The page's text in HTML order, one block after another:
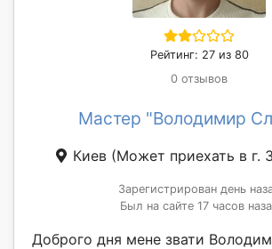
Рейтинг: 27 из 80
0 отзывов
Мастер "Володимир
Киев (Может приехать в г.
Зарегистрирован день
Был на сайте 17 часов
Доброго дня мене звати